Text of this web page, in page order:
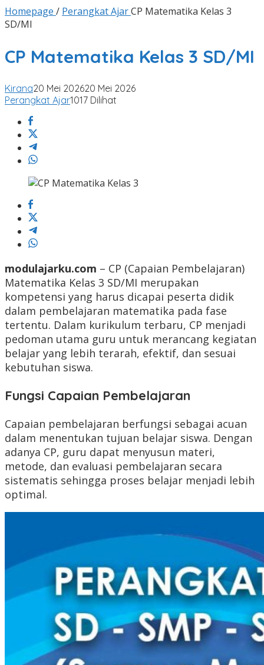
Homepage / Perangkat AjarCP Matematika Kelas 3
SD/MI
CP Matematika Kelas 3 SD/MI
Kirana20 Mei 202620 Mei 2026
Perangkat Ajar1017 Dilihat
modulajarku.com – CP (Capaian Pembelajaran)
Matematika Kelas 3 SD/MI merupakan
kompetensi yang harus dicapai peserta didik
dalam pembelajaran matematika pada fase
tertentu. Dalam kurikulum terbaru, CP menjadi
pedoman utama guru untuk merancang kegiatan
belajar yang lebih terarah, efektif, dan sesuai
kebutuhan siswa.
Fungsi Capaian Pembelajaran
Capaian pembelajaran berfungsi sebagai acuan
dalam menentukan tujuan belajar siswa. Dengan
adanya CP, guru dapat menyusun materi,
metode, dan evaluasi pembelajaran secara
sistematis sehingga proses belajar menjadi lebih
optimal.